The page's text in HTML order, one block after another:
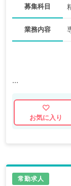
募集科目
業務内容
人気エリアの
年収1,800～
すすめ。
関求人はもち
掲載情報以外に
お気に入り
常勤求人